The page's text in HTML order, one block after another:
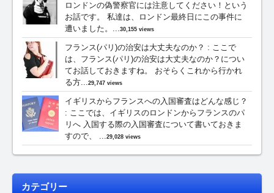
ロンドンの偽警察官には注意してください！という
お話です。 私達は、ロンドン最終日にこの事件に
遭いました。...30,155 views
フランス(パリ)の治安は大丈夫なのか？ : ここで
は、フランス(パリ)の治安は大丈夫なのか？につい
てお話しておきますね。 おそらくこれから行かれ
る方...29,747 views
イギリスからフランスへの入国審査はどんな感じ？
: ここでは、イギリスのロンドンからフランスのパ
リへ 入国する際の入国審査について書いておきま
すので、 ...29,028 views
カテゴリー